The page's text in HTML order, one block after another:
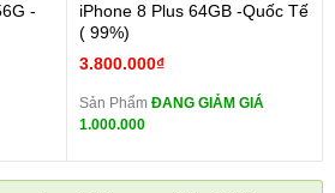
-
iPhone 8 Plus 64GB -Quốc Tế
( 99%)
3.800.000₫
Sản Phẩm ĐANG GIẢM GIÁ
1.000.000